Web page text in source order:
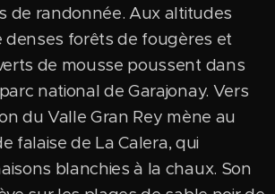
de randonnée. Aux altitudes
denses forêts de fougères et
de mousse poussent dans
national de Garajonay. Vers
du Valle Gran Rey mène au
falaise de La Calera, qui
blanchies à la chaux. Son